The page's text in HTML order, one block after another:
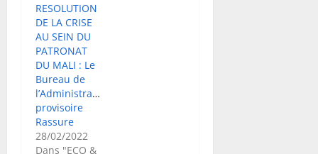
RESOLUTION
DE LA CRISE
AU SEIN DU
PATRONAT
DU MALI : Le
Bureau de
l’Administration
provisoire
Rassure
28/02/2022
Dans "ECO &